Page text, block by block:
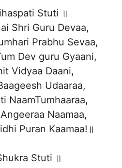
Stuti ॥
Shri Guru Devaa,
Prabhu Sevaa,
Dev guru Gyaani,
Vidyaa Daani,
Udaaraa,
NaamTumhaaraa,
Naamaa,
Puran Kaamaa!॥
Stuti ॥